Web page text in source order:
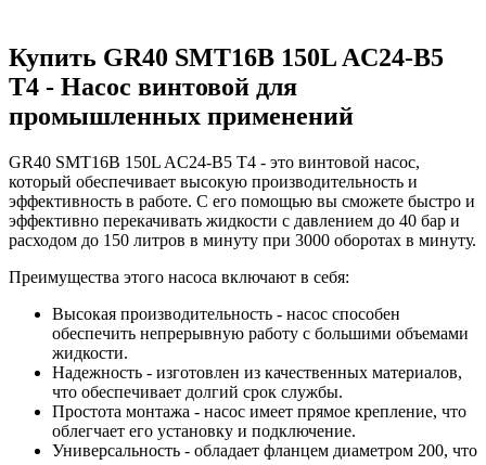
Купить GR40 SMT16B 150L AC24-B5
T4 - Насос винтовой для
промышленных применений
GR40 SMT16B 150L AC24-B5 T4 - это винтовой насос,
который обеспечивает высокую производительность и
эффективность в работе. С его помощью вы сможете быстро и
эффективно перекачивать жидкости с давлением до 40 бар и
расходом до 150 литров в минуту при 3000 оборотах в минуту.
Преимущества этого насоса включают в себя:
Высокая производительность - насос способен
обеспечить непрерывную работу с большими объемами
жидкости.
Надежность - изготовлен из качественных материалов,
что обеспечивает долгий срок службы.
Простота монтажа - насос имеет прямое крепление, что
облегчает его установку и подключение.
Универсальность - обладает фланцем диаметром 200, что